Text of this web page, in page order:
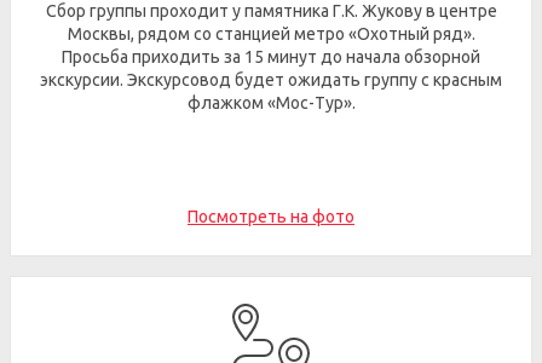
Сбор группы проходит у памятника Г.К. Жукову в центре
Москвы, рядом со станцией метро «Охотный ряд».
Просьба приходить за 15 минут до начала обзорной
экскурсии. Экскурсовод будет ожидать группу с красным
флажком «Мос-Тур».
Посмотреть на фото